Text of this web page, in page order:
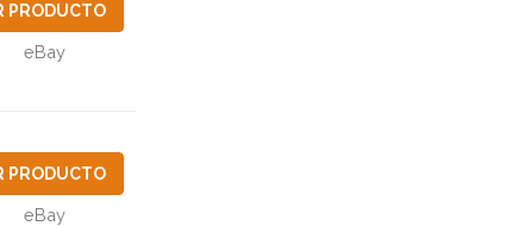
PRODUCTO
eBay
PRODUCTO
eBay